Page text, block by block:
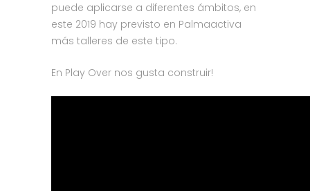
puede aplicarse a diferentes ámbitos, en
este 2019 hay previsto en Palmaactiva
más talleres de este tipo.
En Play Over nos gusta construir!